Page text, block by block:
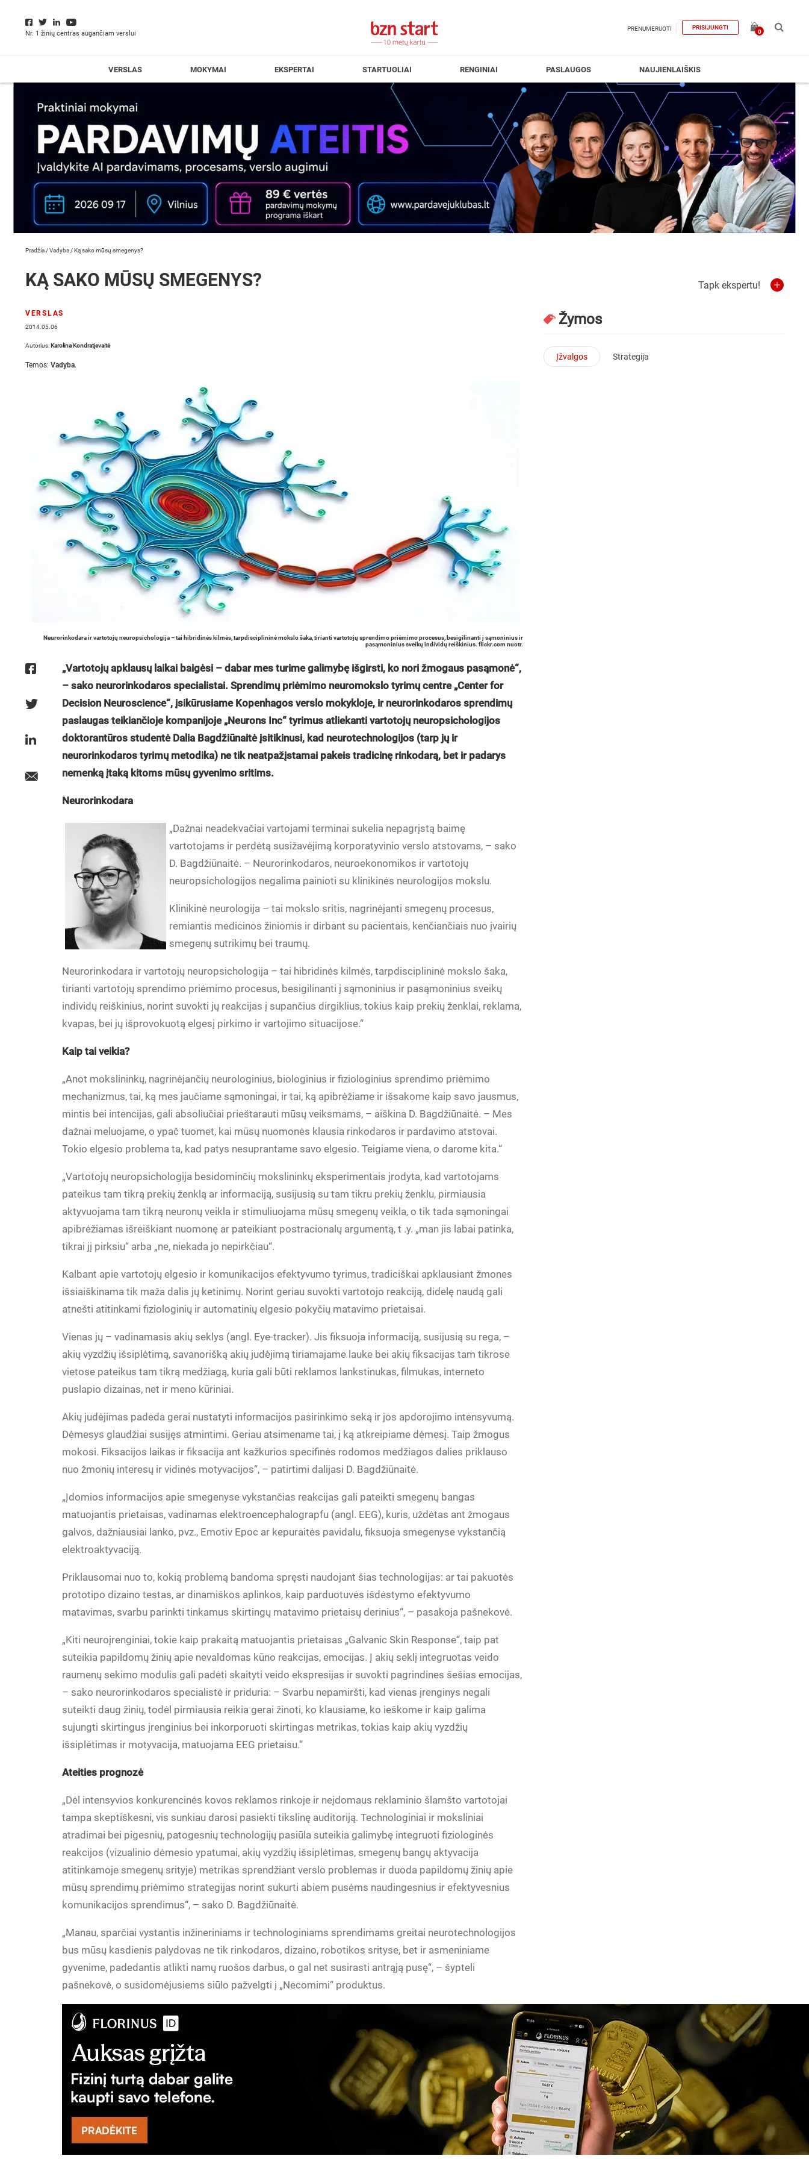
Nr. 1 žinių centras augančiam verslui
PRENUMERUOTI PRISIJUNGTI
0
VERSLAS MOKYMAI EKSPERTAI STARTUOLIAI RENGINIAI PASLAUGOS NAUJIENLAIŠKIS
Pradžia /Vadyba /Ką sako mūsų smegenys?
KĄ SAKO MŪSŲ SMEGENYS?
VERSLAS
2014.05.06
Autorius: Karolina Kondratjevaitė
Temos: Vadyba.
Neurorinkodara ir vartotojų neuropsichologija – tai hibridinės kilmės, tarpdisciplininė mokslo šaka, tirianti vartotojų sprendimo priėmimo procesus, besigilinanti į sąmoninius ir
pasąmoninius sveikų individų reiškinius. flickr.com nuotr.
„Vartotojų apklausų laikai baigėsi – dabar mes turime galimybę išgirsti, ko nori žmogaus pasąmonė“,
– sako neurorinkodaros specialistai. Sprendimų priėmimo neuromokslo tyrimų centre „Center for
Decision Neuroscience“, įsikūrusiame Kopenhagos verslo mokykloje, ir neurorinkodaros sprendimų
paslaugas teikiančioje kompanijoje „Neurons Inc“ tyrimus atliekanti vartotojų neuropsichologijos
doktorantūros studentė Dalia Bagdžiūnaitė įsitikinusi, kad neurotechnologijos (tarp jų ir
neurorinkodaros tyrimų metodika) ne tik neatpažįstamai pakeis tradicinę rinkodarą, bet ir padarys
nemenką įtaką kitoms mūsų gyvenimo sritims.
Neurorinkodara
„Dažnai neadekvačiai vartojami terminai sukelia nepagrįstą baimę
vartotojams ir perdėtą susižavėjimą korporatyvinio verslo atstovams, – sako
D. Bagdžiūnaitė. – Neurorinkodaros, neuroekonomikos ir vartotojų
neuropsichologijos negalima painioti su klinikinės neurologijos mokslu.
Klinikinė neurologija – tai mokslo sritis, nagrinėjanti smegenų procesus,
remiantis medicinos žiniomis ir dirbant su pacientais, kenčiančiais nuo įvairių
smegenų sutrikimų bei traumų.
Neurorinkodara ir vartotojų neuropsichologija – tai hibridinės kilmės, tarpdisciplininė mokslo šaka,
tirianti vartotojų sprendimo priėmimo procesus, besigilinanti į sąmoninius ir pasąmoninius sveikų
individų reiškinius, norint suvokti jų reakcijas į supančius dirgiklius, tokius kaip prekių ženklai, reklama,
kvapas, bei jų išprovokuotą elgesį pirkimo ir vartojimo situacijose.“
Kaip tai veikia?
„Anot mokslininkų, nagrinėjančių neurologinius, biologinius ir fiziologinius sprendimo priėmimo
mechanizmus, tai, ką mes jaučiame sąmoningai, ir tai, ką apibrėžiame ir išsakome kaip savo jausmus,
mintis bei intencijas, gali absoliučiai prieštarauti mūsų veiksmams, – aiškina D. Bagdžiūnaitė. – Mes
dažnai meluojame, o ypač tuomet, kai mūsų nuomonės klausia rinkodaros ir pardavimo atstovai.
Tokio elgesio problema ta, kad patys nesuprantame savo elgesio. Teigiame viena, o darome kita.“
„Vartotojų neuropsichologija besidominčių mokslininkų eksperimentais įrodyta, kad vartotojams
pateikus tam tikrą prekių ženklą ar informaciją, susijusią su tam tikru prekių ženklu, pirmiausia
aktyvuojama tam tikrą neuronų veikla ir stimuliuojama mūsų smegenų veikla, o tik tada sąmoningai
apibrėžiamas išreiškiant nuomonę ar pateikiant postracionalų argumentą, t .y. „man jis labai patinka,
tikrai jį pirksiu“ arba „ne, niekada jo nepirkčiau“.
Kalbant apie vartotojų elgesio ir komunikacijos efektyvumo tyrimus, tradiciškai apklausiant žmones
išsiaiškinama tik maža dalis jų ketinimų. Norint geriau suvokti vartotojo reakciją, didelę naudą gali
atnešti atitinkami fiziologinių ir automatinių elgesio pokyčių matavimo prietaisai.
Vienas jų – vadinamasis akių seklys (angl. Eye-tracker). Jis fiksuoja informaciją, susijusią su rega, –
akių vyzdžių išsiplėtimą, savanorišką akių judėjimą tiriamajame lauke bei akių fiksacijas tam tikrose
vietose pateikus tam tikrą medžiagą, kuria gali būti reklamos lankstinukas, filmukas, interneto
puslapio dizainas, net ir meno kūriniai.
Akių judėjimas padeda gerai nustatyti informacijos pasirinkimo seką ir jos apdorojimo intensyvumą.
Dėmesys glaudžiai susijęs atmintimi. Geriau atsimename tai, į ką atkreipiame dėmesį. Taip žmogus
mokosi. Fiksacijos laikas ir fiksacija ant kažkurios specifinės rodomos medžiagos dalies priklauso
nuo žmonių interesų ir vidinės motyvacijos“, – patirtimi dalijasi D. Bagdžiūnaitė.
„Įdomios informacijos apie smegenyse vykstančias reakcijas gali pateikti smegenų bangas
matuojantis prietaisas, vadinamas elektroencephalograpfu (angl. EEG), kuris, uždėtas ant žmogaus
galvos, dažniausiai lanko, pvz., Emotiv Epoc ar kepuraitės pavidalu, fiksuoja smegenyse vykstančią
elektroaktyvaciją.
Priklausomai nuo to, kokią problemą bandoma spręsti naudojant šias technologijas: ar tai pakuotės
prototipo dizaino testas, ar dinamiškos aplinkos, kaip parduotuvės išdėstymo efektyvumo
matavimas, svarbu parinkti tinkamus skirtingų matavimo prietaisų derinius“, – pasakoja pašnekovė.
„Kiti neuroįrenginiai, tokie kaip prakaitą matuojantis prietaisas „Galvanic Skin Response“, taip pat
suteikia papildomų žinių apie nevaldomas kūno reakcijas, emocijas. Į akių seklį integruotas veido
raumenų sekimo modulis gali padėti skaityti veido ekspresijas ir suvokti pagrindines šešias emocijas,
– sako neurorinkodaros specialistė ir priduria: – Svarbu nepamiršti, kad vienas įrenginys negali
suteikti daug žinių, todėl pirmiausia reikia gerai žinoti, ko klausiame, ko ieškome ir kaip galima
sujungti skirtingus įrenginius bei inkorporuoti skirtingas metrikas, tokias kaip akių vyzdžių
išsiplėtimas ir motyvacija, matuojama EEG prietaisu.“
Ateities prognozė
„Dėl intensyvios konkurencinės kovos reklamos rinkoje ir neįdomaus reklaminio šlamšto vartotojai
tampa skeptiškesni, vis sunkiau darosi pasiekti tikslinę auditoriją. Technologiniai ir moksliniai
atradimai bei pigesnių, patogesnių technologijų pasiūla suteikia galimybę integruoti fiziologinės
reakcijos (vizualinio dėmesio ypatumai, akių vyzdžių išsiplėtimas, smegenų bangų aktyvacija
atitinkamoje smegenų srityje) metrikas sprendžiant verslo problemas ir duoda papildomų žinių apie
mūsų sprendimų priėmimo strategijas norint sukurti abiem pusėms naudingesnius ir efektyvesnius
komunikacijos sprendimus“, – sako D. Bagdžiūnaitė.
„Manau, sparčiai vystantis inžineriniams ir technologiniams sprendimams greitai neurotechnologijos
bus mūsų kasdienis palydovas ne tik rinkodaros, dizaino, robotikos srityse, bet ir asmeniniame
gyvenime, padedantis atlikti namų ruošos darbus, o gal net susirasti antrąją pusę“, – šypteli
pašnekovė, o susidomėjusiems siūlo pažvelgti į „Necomimi“ produktus.
Tapk ekspertu!
Žymos
Įžvalgos Strategija